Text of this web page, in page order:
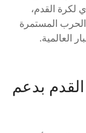
لكرة القدم،
الحرب المستمرة
العالمية.
القدم بدعم